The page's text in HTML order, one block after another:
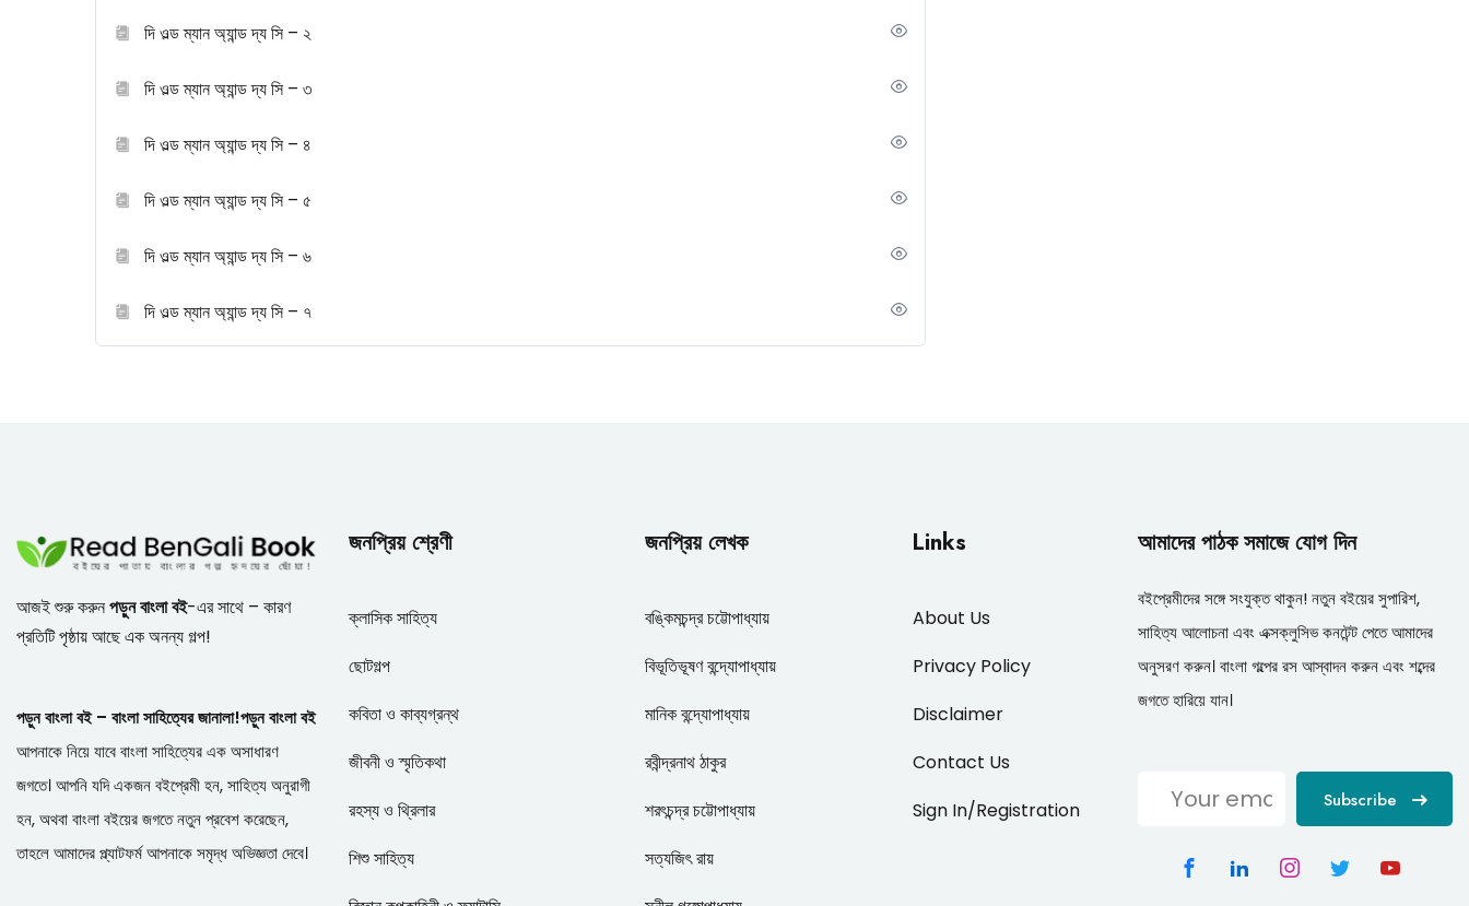
দি ওল্ড ম্যান অ্যান্ড দ্য সি – ২
দি ওল্ড ম্যান অ্যান্ড দ্য সি – ৩
দি ওল্ড ম্যান অ্যান্ড দ্য সি – ৪
দি ওল্ড ম্যান অ্যান্ড দ্য সি – ৫
দি ওল্ড ম্যান অ্যান্ড দ্য সি – ৬
দি ওল্ড ম্যান অ্যান্ড দ্য সি – ৭
আজই শুরু করুনপড়ুন বাংলা বই-এর সাথে – কারণ
প্রতিটি পৃষ্ঠায় আছে এক অনন্য গল্প!
পড়ুন বাংলা বই – বাংলা সাহিত্যের জানালা!পড়ুন বাংলা বই
আপনাকে নিয়ে যাবে বাংলা সাহিত্যের এক অসাধারণ
জগতে। আপনি যদি একজন বইপ্রেমী হন, সাহিত্য অনুরাগী
হন, অথবা বাংলা বইয়ের জগতে নতুন প্রবেশ করেছেন,
তাহলে আমাদের প্ল্যাটফর্ম আপনাকে সমৃদ্ধ অভিজ্ঞতা দেবে।
জনপ্রিয় শ্রেণী
ক্লাসিক সাহিত্য
ছোটগল্প
কবিতা ও কাব্যগ্রন্থ
জীবনী ও স্মৃতিকথা
রহস্য ও থ্রিলার
শিশু সাহিত্য
জনপ্রিয় লেখক
বঙ্কিমচন্দ্র চট্টোপাধ্যায়
বিভূতিভূষণ বন্দ্যোপাধ্যায়
মানিক বন্দ্যোপাধ্যায়
রবীন্দ্রনাথ ঠাকুর
শরৎচন্দ্র চট্টোপাধ্যায়
সত্যজিৎ রায়
Links
About Us
Privacy Policy
Disclaimer
Contact Us
Sign In/Registration
আমাদের পাঠক সমাজে যোগ দিন
বইপ্রেমীদের সঙ্গে সংযুক্ত থাকুন! নতুন বইয়ের সুপারিশ,
সাহিত্য আলোচনা এবং এক্সক্লুসিভ কনটেন্ট পেতে আমাদের
অনুসরণ করুন। বাংলা গল্পের রস আস্বাদন করুন এবং শব্দের
জগতে হারিয়ে যান।
Subscribe